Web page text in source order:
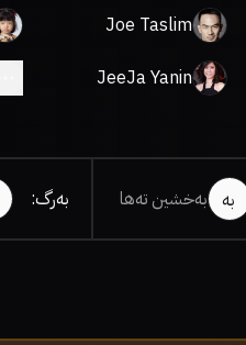
Joe Taslim
JeeJa Yanin
بە بەخشین تەها بەرگ: